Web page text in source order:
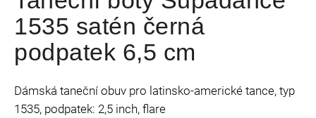
je
0,0
5
1535 satén černá
podpatek 6,5 cm
Dámská taneční obuv pro latinsko-americké tance, typ
1535, podpatek: 2,5 inch, flare
a
j
í
?